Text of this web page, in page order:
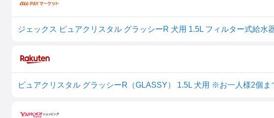
ピュアクリスタル グラッシーR（GLASSY） 1.5L 犬用 ※お一人様2個ま